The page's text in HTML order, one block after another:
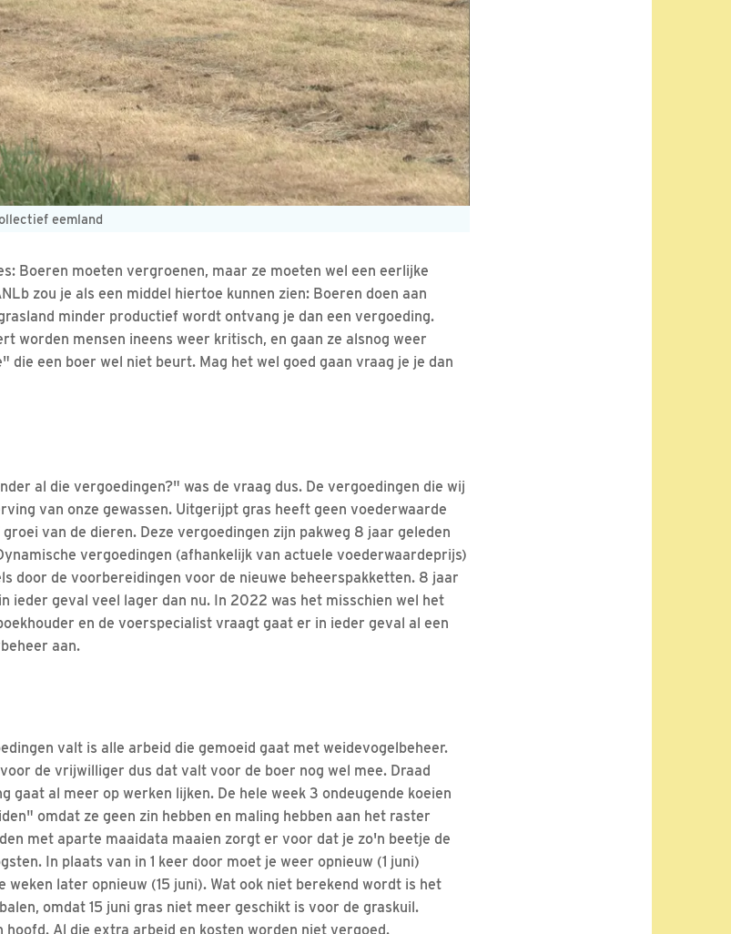
eemland
Boeren moeten vergroenen, maar ze moeten wel een eerlijke
zou je als een middel hiertoe kunnen zien: Boeren doen aan
minder productief wordt ontvang je dan een vergoeding.
worden mensen ineens weer kritisch, en gaan ze alsnog weer
die een boer wel niet beurt. Mag het wel goed gaan vraag je je dan
al die vergoedingen?" was de vraag dus. De vergoedingen die wij
van onze gewassen. Uitgerijpt gras heeft geen voederwaarde
van de dieren. Deze vergoedingen zijn pakweg 8 jaar geleden
vergoedingen (afhankelijk van actuele voederwaardeprijs)
door de voorbereidingen voor de nieuwe beheerspakketten. 8 jaar
ieder geval veel lager dan nu. In 2022 was het misschien wel het
en de voerspecialist vraagt gaat er in ieder geval al een
aan.
valt is alle arbeid die gemoeid gaat met weidevogelbeheer.
de vrijwilliger dus dat valt voor de boer nog wel mee. Draad
gaat al meer op werken lijken. De hele week 3 ondeugende koeien
omdat ze geen zin hebben en maling hebben aan het raster
met aparte maaidata maaien zorgt er voor dat je zo'n beetje de
In plaats van in 1 keer door moet je weer opnieuw (1 juni)
weken later opnieuw (15 juni). Wat ook niet berekend wordt is het
omdat 15 juni gras niet meer geschikt is voor de graskuil.
hoofd. Al die extra arbeid en kosten worden niet vergoed.